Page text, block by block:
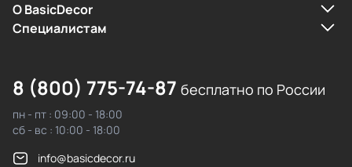
О BasicDecor
Cпециалистам
8 (800) 775-74-87 бесплатно по России
пн - пт : 09:00 - 18:00
сб - вс : 10:00 - 18:00
info@basicdecor.ru